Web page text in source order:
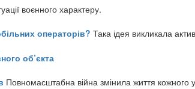
воєнного характеру.
операторів? Така ідея викликала
об’єкта
Повномасштабна війна змінила життя кожного